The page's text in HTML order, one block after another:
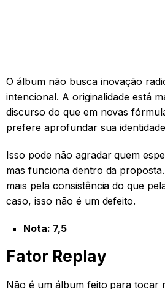
O álbum não busca inovação
intencional. A originalidade está
discurso do que em novas
prefere aprofundar sua
Isso pode não agradar quem
mas funciona dentro da
mais pela consistência do que
caso, isso não é um defeito.
Nota: 7,5
Fator Replay
Não é um álbum feito para tocar